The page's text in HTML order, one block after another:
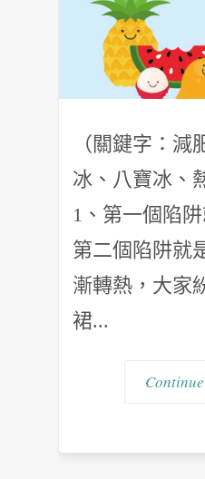
（關鍵字：減
冰、八寶冰、
1、第一個陷
第二個陷阱就
漸轉熱，大家
裙...